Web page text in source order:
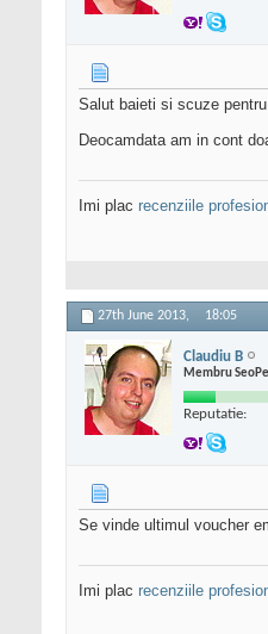
Salut baieti si scuze
Deocamdata am in cont
Imi plac recenziile
27th June 2013, 18:05
Claudiu B
Membru
Reputatie:
Se vinde ultimul voucher
Imi plac recenziile